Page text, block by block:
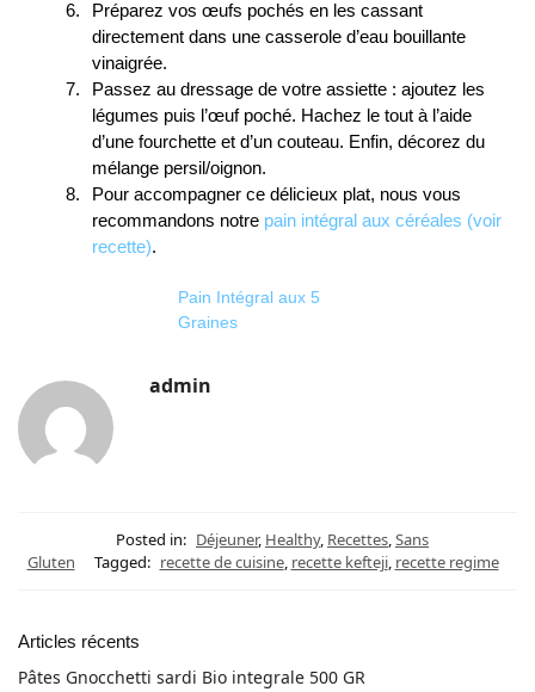
Préparez vos œufs pochés en les cassant
directement dans une casserole d’eau bouillante
vinaigrée.
Passez au dressage de votre assiette : ajoutez les
légumes puis l’œuf poché. Hachez le tout à l’aide
d’une fourchette et d’un couteau. Enfin, décorez du
mélange persil/oignon.
Pour accompagner ce délicieux plat, nous vous
recommandons notre pain intégral aux céréales (voir
recette).
Pain Intégral aux 5
Graines
admin
Posted in: Déjeuner, Healthy, Recettes,Sans
Gluten
Tagged: recette de cuisine, recette kefteji, recette regime
Articles récents
Pâtes Gnocchetti sardi Bio integrale 500 GR